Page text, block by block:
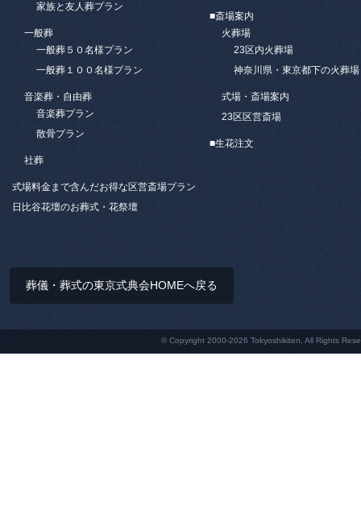
家族と友人葬プラン
一般葬
一般葬５０名様プラン
一般葬１００名様プラン
音楽葬・自由葬
音楽葬プラン
散骨プラン
社葬
式場料金まで含んだお得な区営斎場プラン
日比谷花壇のお葬式・花祭壇
■斎場案内
火葬場
23区内火葬場
神奈川県・東京都下の火葬場
式場・斎場案内
23区区営斎場
■生花注文
葬儀・葬式の東京式典会HOMEへ戻る
© Copyright 2000-2026 Tokyoshikiten, All Rights